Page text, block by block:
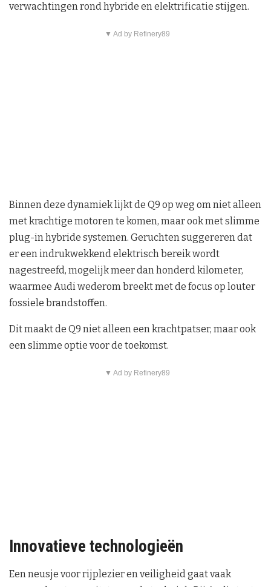
verwachtingen rond hybride en elektrificatie stijgen.
▼ Ad by Refinery89
Binnen deze dynamiek lijkt de Q9 op weg om niet alleen
met krachtige motoren te komen, maar ook met slimme
plug-in hybride systemen. Geruchten suggereren dat
er een indrukwekkend elektrisch bereik wordt
nagestreefd, mogelijk meer dan honderd kilometer,
waarmee Audi wederom breekt met de focus op louter
fossiele brandstoffen.
Dit maakt de Q9 niet alleen een krachtpatser, maar ook
een slimme optie voor de toekomst.
▼ Ad by Refinery89
Innovatieve technologieën
Een neusje voor rijplezier en veiligheid gaat vaak